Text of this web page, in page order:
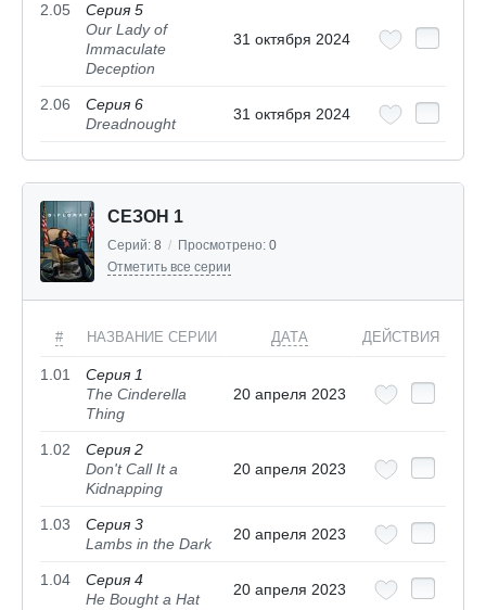
2.05
Серия 5
Our Lady of
Immaculate
Deception
31 октября 2024
2.06
Серия 6
Dreadnought
31 октября 2024
СЕЗОН 1
Серий: 8 / Просмотрено: 0
Отметить все серии
# НАЗВАНИЕ СЕРИИ ДАТА ДЕЙСТВИЯ
1.01
Серия 1
The Cinderella
Thing
20 апреля 2023
1.02
Серия 2
Don't Call It a
Kidnapping
20 апреля 2023
1.03
Серия 3
Lambs in the Dark
20 апреля 2023
1.04
Серия 4
He Bought a Hat
20 апреля 2023